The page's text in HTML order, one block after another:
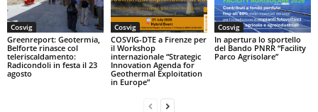
Cosvig
Greenreport: Geotermia,
Belforte rinasce col
teleriscaldamento:
Radicondoli in festa il 23
agosto
Cosvig
COSVIG-DTE a Firenze per
il Workshop
internazionale “Strategic
Innovation Agenda for
Geothermal Exploitation
in Europe”
Cosvig
In apertura lo sportello
del Bando PNRR “Facility
Parco Agrisolare”